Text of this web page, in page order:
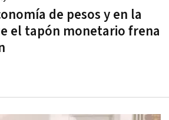
de pesos y en la
el tapón monetario frena